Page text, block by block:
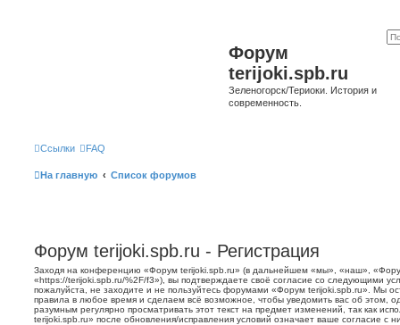
Форум
terijoki.spb.ru
Зеленогорск/Териоки. История и
современность.
Ссылки FAQ
На главную Список форумов
Форум terijoki.spb.ru - Регистрация
Заходя на конференцию «Форум terijoki.spb.ru» (в дальнейшем «мы», «наш»,
«https://terijoki.spb.ru/%2F/f3»), вы подтверждаете своё согласие со следующими
пожалуйста, не заходите и не пользуйтесь форумами «Форум terijoki.spb.ru». Мы
правила в любое время и сделаем всё возможное, чтобы уведомить вас об этом,
разумным регулярно просматривать этот текст на предмет изменений, так как
terijoki.spb.ru» после обновления/исправления условий означает ваше согласие с